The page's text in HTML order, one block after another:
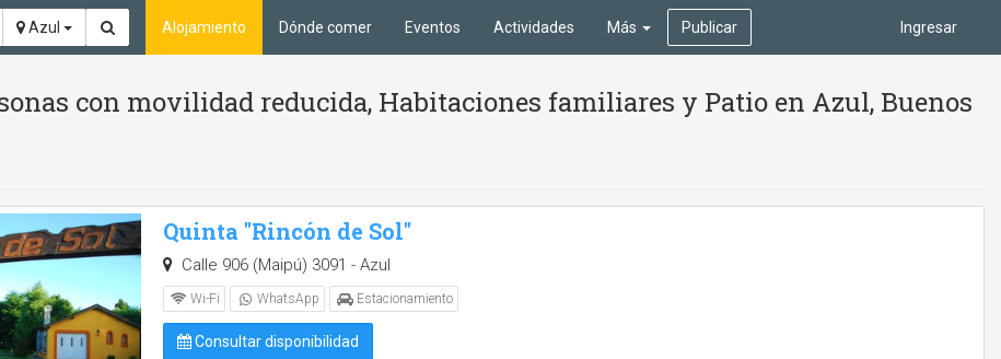
Azul Ingresar
Alojamiento Dónde comer Eventos Actividades Más Publicar
con movilidad reducida, Habitaciones familiares y Patio en Azul, Buenos
Quinta "Rincón de Sol"
Calle 906 (Maipú) 3091 - Azul
Wi-Fi WhatsApp Estacionamiento
Consultar disponibilidad